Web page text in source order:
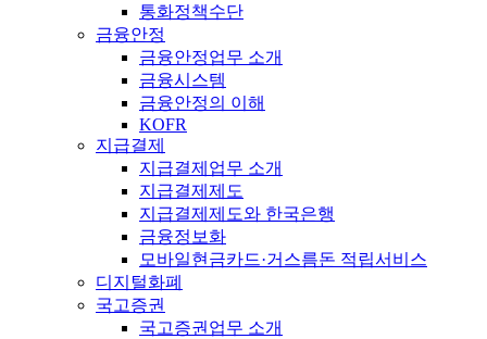
통화정책수단
금융안정
금융안정업무 소개
금융시스템
금융안정의 이해
KOFR
지급결제
지급결제업무 소개
지급결제제도
지급결제제도와 한국은행
금융정보화
모바일현금카드·거스름돈 적립서비스
디지털화폐
국고증권
국고증권업무 소개